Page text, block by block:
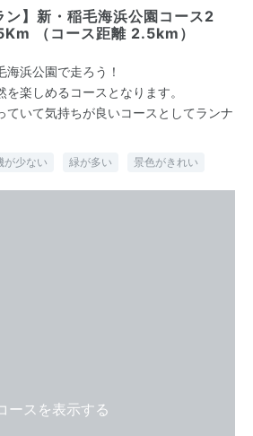
ン】新・稲毛海浜公園コース2
（コース距離 2.5km）
浜公園で走ろう！
楽しめるコースとなります。
ていて気持ちが良いコースとしてランナ
が少ない 緑が多い 景色がきれい
ースを表示する